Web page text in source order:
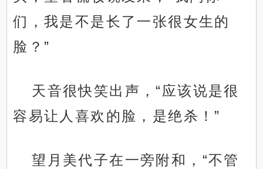
们，我是不是长了一张很女生的
脸？”
天音很快笑出声，“应该说是很
容易让人喜欢的脸，是绝杀！”
望月美代子在一旁附和，“不管